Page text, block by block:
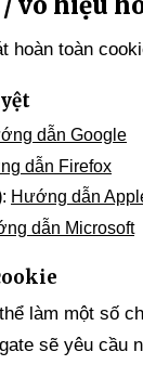
hoàn toàn
dẫn Google
dẫn Firefox
: Hướng dẫn
dẫn Microsoft
làm một số
sẽ yêu cầu